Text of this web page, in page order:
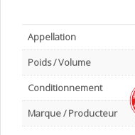
Appellation
Poids / Volume
Conditionnement
Marque / Producteur